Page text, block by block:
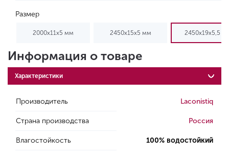
Размер
2000x11x5 мм 2450x15x5 мм 2450x19x5,5
Информация о товаре
Характеристики
Производитель Laconistiq
Страна производства Россия
Влагостойкость 100% водостойкий